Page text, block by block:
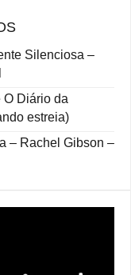
Silenciosa –
O Diário da
estreia)
– Rachel Gibson –